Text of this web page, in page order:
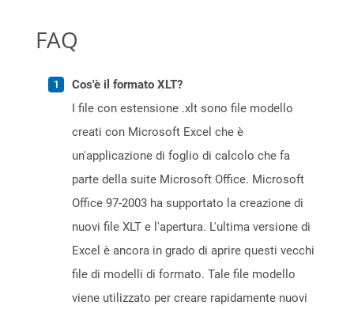
FAQ
Cos'è il formato XLT?
I file con estensione .xlt sono file modello
creati con Microsoft Excel che è
un'applicazione di foglio di calcolo che fa
parte della suite Microsoft Office. Microsoft
Office 97-2003 ha supportato la creazione di
nuovi file XLT e l'apertura. L'ultima versione di
Excel è ancora in grado di aprire questi vecchi
file di modelli di formato. Tale file modello
viene utilizzato per creare rapidamente nuovi